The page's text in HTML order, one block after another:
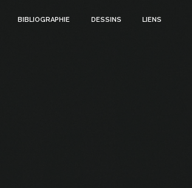
BIBLIOGRAPHIE DESSINS LIENS